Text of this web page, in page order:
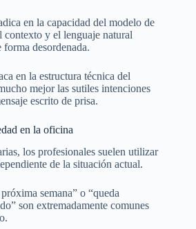
en la capacidad del modelo de
contexto y el lenguaje natural
forma desordenada.
en la estructura técnica del
mejor las sutiles intenciones
escrito de prisa.
en la oficina
los profesionales suelen utilizar
de la situación actual.
semana” o “queda
son extremadamente comunes